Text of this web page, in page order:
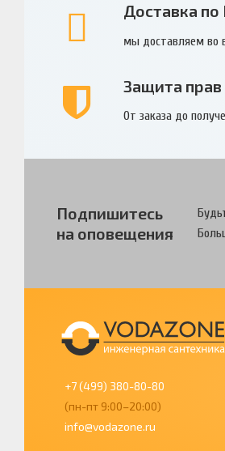
Доставка по
мы доставляем во
Защита
От заказа до
Подпишитесь
на оповещения
+7 (499) 380-80-80
(пн-пт 9:00–20:00)
info@vodazone.ru